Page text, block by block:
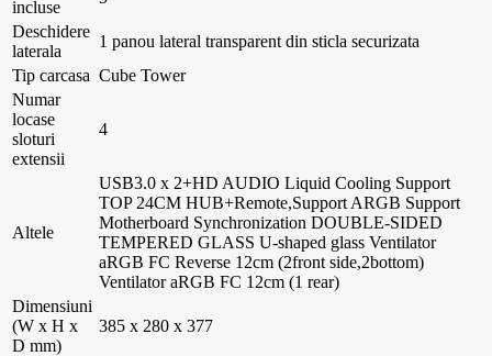
incluse
Deschidere
laterala
1 panou lateral transparent din sticla securizata
Tip carcasa Cube Tower
Numar
locase
sloturi
extensii
4
Altele
USB3.0 x 2+HD AUDIO Liquid Cooling Support
TOP 24CM HUB+Remote,Support ARGB Support
Motherboard Synchronization DOUBLE-SIDED
TEMPERED GLASS U-shaped glass Ventilator
aRGB FC Reverse 12cm (2front side,2bottom)
Ventilator aRGB FC 12cm (1 rear)
Dimensiuni
(W x H x
D mm)
385 x 280 x 377